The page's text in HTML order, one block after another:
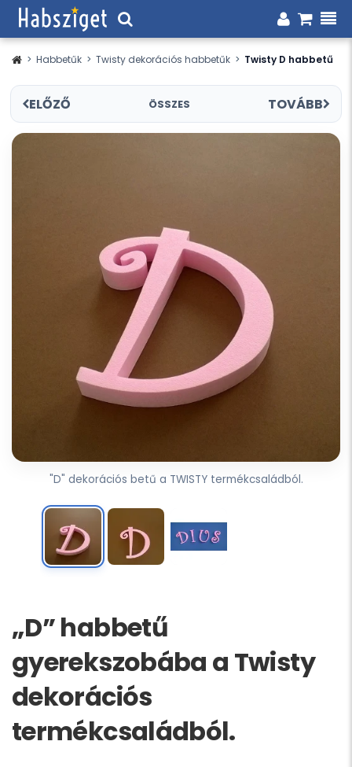
> Habbetűk > Twisty dekorációs habbetűk > Twisty D habbetű
ELŐZŐ ÖSSZES TOVÁBB
"D" dekorációs betű a TWISTY termékcsaládból.
„D” habbetű
gyerekszobába a Twisty
dekorációs
termékcsaládból.